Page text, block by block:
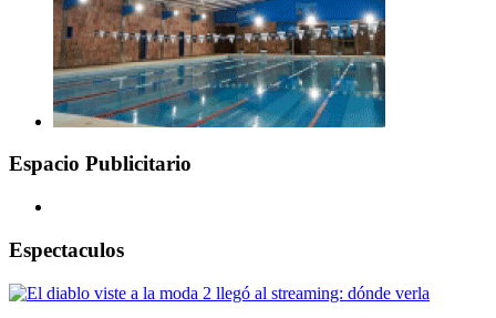
Espacio Publicitario
Espectaculos